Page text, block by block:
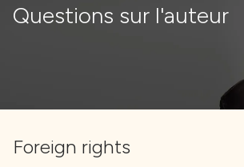
Questions sur l'auteur
Foreign rights